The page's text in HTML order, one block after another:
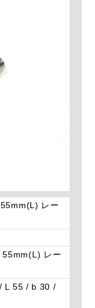
レー
レー
L 55 / b 30 /